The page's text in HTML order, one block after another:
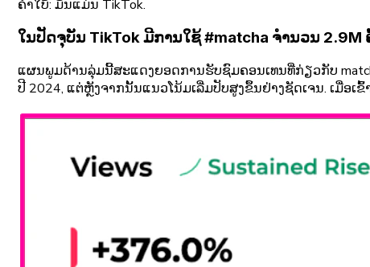
ຄໍາໃບ້: ມັນແມ່ນ TikTok.
ໃນປັດຈຸບັນ TikTok ມີການໃຊ້ #matcha ຈຳນວນ 2.9M
ແຜນພູມດ້ານລຸ່ມນີ້ສະແດງຍອດການຮັບຊົມຄອນເທນທີ່ກ່ຽວກັບ
ປີ 2024, ແຕ່ຫຼັງຈາກນັ້ນແນວໂນ້ມເລີ່ມປັບສູງຂຶ້ນຢ່າງຊັດເຈນ. ເມື່ອ